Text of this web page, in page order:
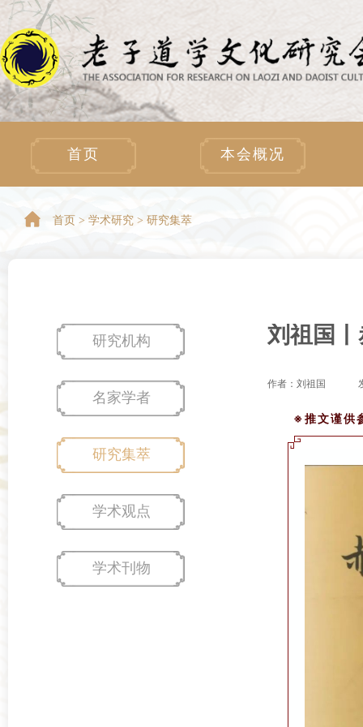
首页 本会概况
首页 > 学术研究 > 研究集萃
研究机构
名家学者
研究集萃
学术观点
学术刊物
刘祖国
作者：刘祖国
※推文谨供